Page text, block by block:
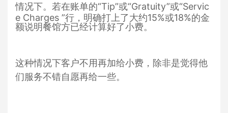
情况下。若在账单的“Tip”或“Gratuity”或“Servic
e Charges ”行，明确打上了大约15%或18%的金
额说明餐馆方已经计算好了小费。
这种情况下客户不用再加给小费，除非是觉得他
们服务不错自愿再给一些。